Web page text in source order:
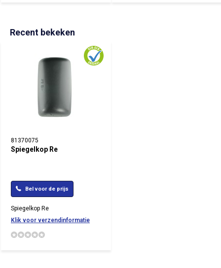
Recent bekeken
81370075
Spiegelkop Re
Bel voor de prijs
Spiegelkop Re
Klik voor verzendinformatie